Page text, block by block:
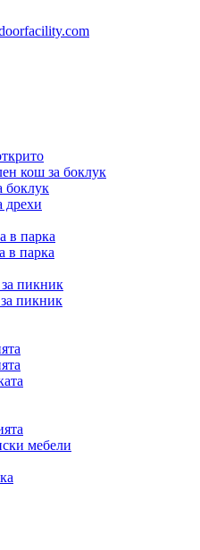
кош за боклук
боклук
дрехи
в парка
в парка
пикник
пикник
мебели